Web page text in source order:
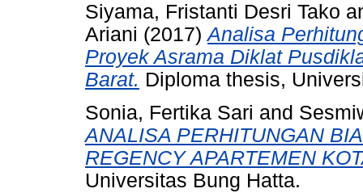
Siyama, Fristanti Desri Tako
Ariani (2017)Analisa
Proyek Asrama Diklat
Barat. Diploma thesis,
Sonia, Fertika Sari and
ANALISA PERHITUNGAN
REGENCY APARTEMEN
Universitas Bung Hatta.